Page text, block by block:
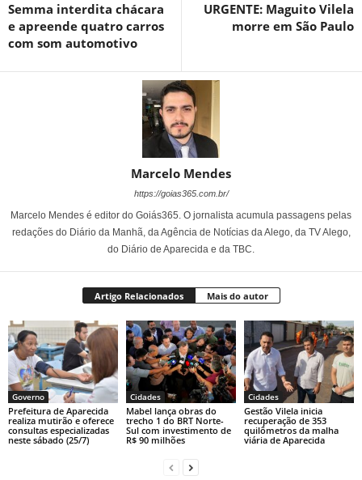
Semma interdita chácara
e apreende quatro carros
com som automotivo
URGENTE: Maguito Vilela
morre em São Paulo
Marcelo Mendes
https://goias365.com.br/
Marcelo Mendes é editor do Goiás365. O jornalista acumula passagens pelas
redações do Diário da Manhã, da Agência de Notícias da Alego, da TV Alego,
do Diário de Aparecida e da TBC.
Artigo Relacionados Mais do autor
Governo
Prefeitura de Aparecida
realiza mutirão e oferece
consultas especializadas
neste sábado (25/7)
Cidades
Mabel lança obras do
trecho 1 do BRT Norte-
Sul com investimento de
R$ 90 milhões
Cidades
Gestão Vilela inicia
recuperação de 353
quilômetros da malha
viária de Aparecida